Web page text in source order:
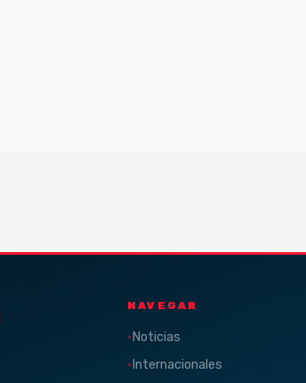
NAVEGAR
Noticias
Internacionales